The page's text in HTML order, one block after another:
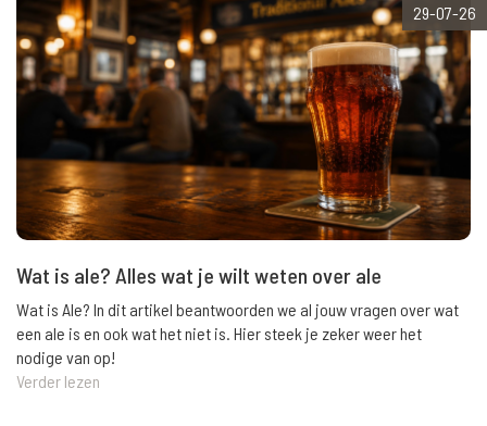
29-07-26
Wat is ale? Alles wat je wilt weten over ale
Wat is Ale? In dit artikel beantwoorden we al jouw vragen over wat
een ale is en ook wat het niet is. Hier steek je zeker weer het
nodige van op!
Verder lezen